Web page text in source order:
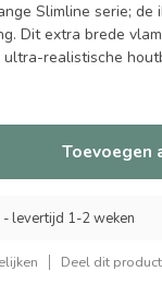
Slimline serie;
Dit extra brede
realistische
Toevoegen
levertijd 1-2 weken
Deel dit